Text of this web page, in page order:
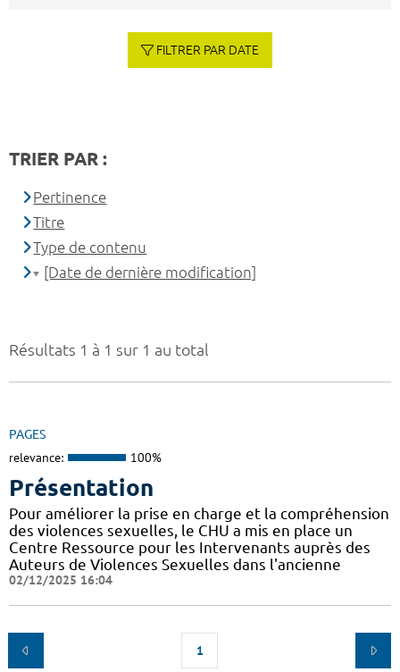
Résultats 1 à 1 sur 1 au total
PAGES
relevance: 100%
Présentation
Pour améliorer la prise en charge et la compréhension
des violences sexuelles, le CHU a mis en place un
Centre Ressource pour les Intervenants auprès des
Auteurs de Violences Sexuelles dans l'ancienne
02/12/2025 16:04
1
FILTRER PAR DATE
TRIER PAR :
Pertinence
Titre
Type de contenu
[Date de dernière modification]